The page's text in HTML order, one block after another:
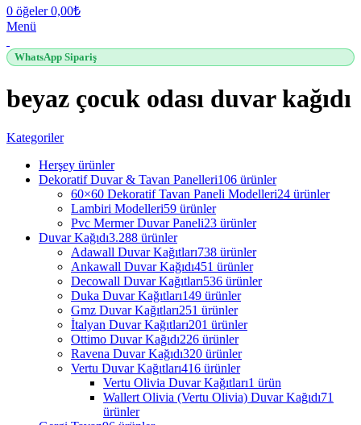
0 öğeler 0,00₺
Menü
WhatsApp Sipariş
beyaz çocuk odası duvar kağıdı
Kategoriler
Herşey ürünler
Dekoratif Duvar & Tavan Panelleri106 ürünler
60×60 Dekoratif Tavan Paneli Modelleri24 ürünler
Lambiri Modelleri59 ürünler
Pvc Mermer Duvar Paneli23 ürünler
Duvar Kağıdı3.288 ürünler
Adawall Duvar Kağıtları738 ürünler
Ankawall Duvar Kağıdı451 ürünler
Decowall Duvar Kağıtları536 ürünler
Duka Duvar Kağıtları149 ürünler
Gmz Duvar Kağıtları251 ürünler
İtalyan Duvar Kağıtları201 ürünler
Ottimo Duvar Kağıdı226 ürünler
Ravena Duvar Kağıdı320 ürünler
Vertu Duvar Kağıtları416 ürünler
Vertu Olivia Duvar Kağıtları1 ürün
Wallert Olivia (Vertu Olivia) Duvar Kağıdı71
ürünler